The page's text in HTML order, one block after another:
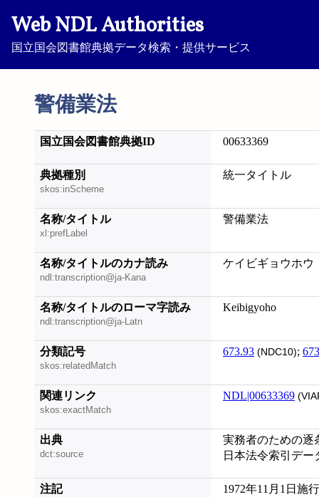
Web NDL Authorities
国立国会図書館典拠データ検索・提供サービス
警備業法
国立国会図書館典拠ID 00633369
典拠種別
skos:inScheme
統一タイトル
名称/タイトル
xl:prefLabel
警備業法
名称/タイトルのカナ読み
ndl:transcription@ja-Kana
ケイビギョウホウ
名称/タイトルのローマ字読み
ndl:transcription@ja-Latn
Keibigyoho
分類記号
skos:relatedMatch
673.93 (NDC10);
関連リンク
skos:exactMatch
NDL|00633369
出典
dct:source
実務者のための逐
日本法令索引デー
注記 1972年11月1日施